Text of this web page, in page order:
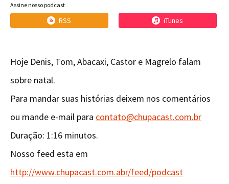
Assine nosso podcast
RSS iTunes
Hoje Denis, Tom, Abacaxi, Castor e Magrelo falam
sobre natal.
Para mandar suas histórias deixem nos comentários
ou mande e-mail para contato@chupacast.com.br
Duração: 1:16 minutos.
Nosso feed esta em
http://www.chupacast.com.abr/feed/podcast